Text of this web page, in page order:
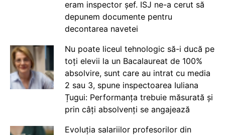
eram inspector șef. ISJ ne-a cerut să
depunem documente pentru
decontarea navetei
Nu poate liceul tehnologic să-i ducă pe
toți elevii la un Bacalaureat de 100%
absolvire, sunt care au intrat cu media
2 sau 3, spune inspectoarea Iuliana
Țugui: Performanța trebuie măsurată și
prin câți absolvenți se angajează
Evoluția salariilor profesorilor din